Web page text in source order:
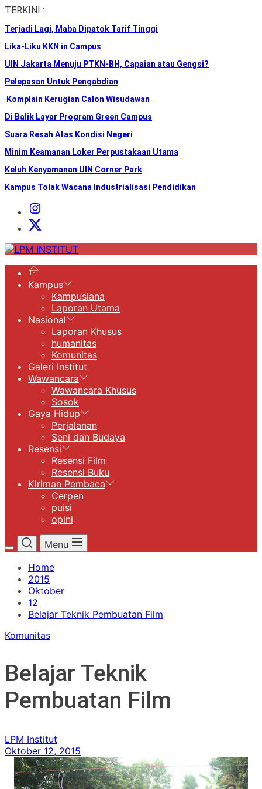
Skip
the
content
TERKINI :
Terjadi Lagi, Maba Dipatok Tarif Tinggi
Lika-Liku KKN in Campus
UIN Jakarta Menuju PTKN-BH, Capaian atau Gengsi?
Pelepasan Untuk Pengabdian
Komplain Kerugian Calon Wisudawan
Di Balik Layar Program Green Campus
Suara Resah Atas Kondisi Negeri
Minim Keamanan Loker Perpustakaan Utama
Keluh Kenyamanan UIN Corner Park
Kampus Tolak Wacana Industrialisasi Pendidikan
Instagram
Institut
X
LPM
Kampus
Kampusiana
Laporan Utama
Nasional
Laporan Khusus
humanitas
Komunitas
Galeri Institut
Wawancara
Wawancara Khusus
Sosok
Gaya Hidup
Perjalanan
Seni dan Budaya
Resensi
Resensi Film
Resensi Buku
Kiriman Pembaca
Cerpen
puisi
opini
Menu
Home
2015
Oktober
12
Belajar Teknik Pembuatan Film
Komunitas
Belajar Teknik
Pembuatan Film
LPM Institut
Oktober 12, 2015